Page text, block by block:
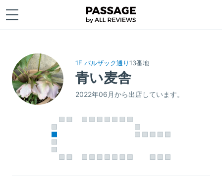
1F バルザック通り13番地
青い麦舎
2022年06月から出店しています。